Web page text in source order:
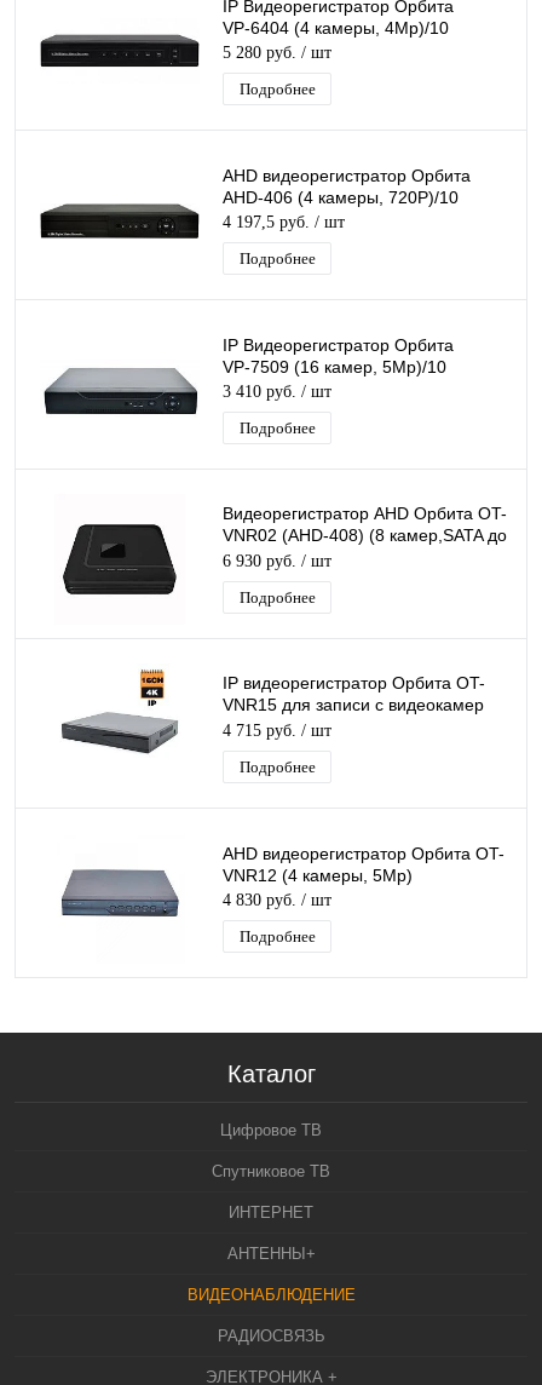
IP Видеорегистратор Орбита
VР-6404 (4 камеры, 4Мр)/10
5 280 руб. / шт
Подробнее
AHD видеорегистратор Орбита
AHD-406 (4 камеры, 720Р)/10
4 197,5 руб. / шт
Подробнее
IP Видеорегистратор Орбита
VР-7509 (16 камер, 5Мр)/10
3 410 руб. / шт
Подробнее
Видеорегистратор AHD Орбита OT-
VNR02 (AHD-408) (8 камер,SATA до
6ТБ)/10
6 930 руб. / шт
Подробнее
IP видеорегистратор Орбита OT-
VNR15 для записи с видеокамер
(16 камер разрешением до 4K)
4 715 руб. / шт
Подробнее
AHD видеорегистратор Орбита OT-
VNR12 (4 камеры, 5Мр)
4 830 руб. / шт
Подробнее
Каталог
Цифровое ТВ
Спутниковое ТВ
ИНТЕРНЕТ
АНТЕННЫ+
ВИДЕОНАБЛЮДЕНИЕ
РАДИОСВЯЗЬ
ЭЛЕКТРОНИКА +